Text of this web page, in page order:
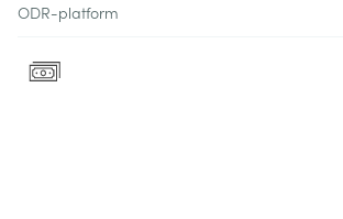
ODR-platform